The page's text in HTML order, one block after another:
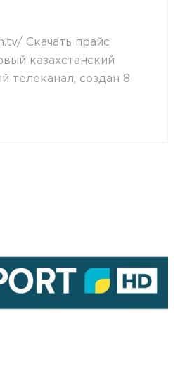
Скачать прайс
казахстанский
телеканал, создан 8